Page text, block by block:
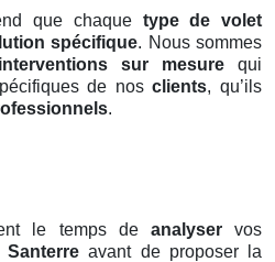
que chaque type de volet
spécifique. Nous sommes
interventions sur mesure qui
de nosclients, qu’ils
.
le temps de analyservos
Santerreavant de proposer la